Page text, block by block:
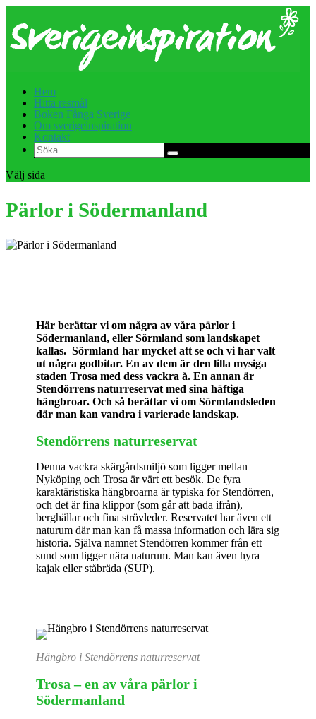
Hem
Hitta resmål
Boken Fånga Sverige
Om sverigeinspiration
Kontakt
Välj sida
Pärlor i Södermanland
Här berättar vi om några av våra pärlor i
Södermanland, eller Sörmland som landskapet
kallas. Sörmland har mycket att se och vi har valt
ut några godbitar. En av dem är den lilla mysiga
staden Trosa med dess vackra å. En annan är
Stendörrens naturreservat med sina häftiga
hängbroar. Och så berättar vi om Sörmlandsleden
där man kan vandra i varierade landskap.
Stendörrens naturreservat
Denna vackra skärgårdsmiljö som ligger mellan
Nyköping och Trosa är värt ett besök. De fyra
karaktäristiska hängbroarna är typiska för Stendörren,
och det är fina klippor (som går att bada ifrån),
berghällar och fina strövleder. Reservatet har även ett
naturum där man kan få massa information och lära sig
historia. Själva namnet Stendörren kommer från ett
sund som ligger nära naturum. Man kan även hyra
kajak eller ståbräda (SUP).
Hängbro i Stendörrens naturreservat
Trosa – en av våra pärlor i
Södermanland